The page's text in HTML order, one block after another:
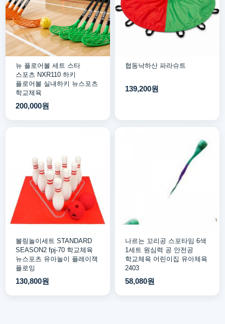
뉴 플로어볼 세트 스타
스포츠 NXR110 하키
플로어볼 실내하키 뉴스포츠
학교체육
200,000원
협동낙하산 파라슈트
139,200원
볼링놀이세트 STANDARD
SEASON2 fpj-70 학교체육
뉴스포츠 유아놀이 플레이잭
플로잉
130,800원
나르는 꼬리공 스포타임 6색
1세트 원심력 공 안전공
학교체육 어린이집 유아체육
2403
58,080원